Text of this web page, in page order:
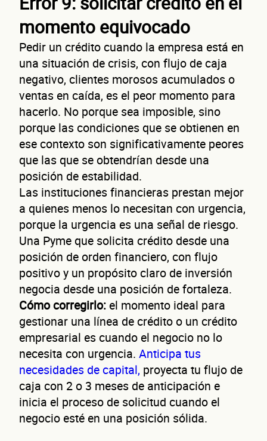
momento equivocado
Pedir un crédito cuando la empresa está en
una situación de crisis, con flujo de caja
negativo, clientes morosos acumulados o
ventas en caída, es el peor momento para
hacerlo. No porque sea imposible, sino
porque las condiciones que se obtienen en
ese contexto son significativamente peores
que las que se obtendrían desde una
posición de estabilidad.
Las instituciones financieras prestan mejor
a quienes menos lo necesitan con urgencia,
porque la urgencia es una señal de riesgo.
Una Pyme que solicita crédito desde una
posición de orden financiero, con flujo
positivo y un propósito claro de inversión
negocia desde una posición de fortaleza.
Cómo corregirlo:el momento ideal para
gestionar una línea de crédito o un crédito
empresarial es cuando el negocio no lo
necesita con urgencia. Anticipa tus
necesidades de capital, proyecta tu flujo de
caja con 2 o 3 meses de anticipación e
inicia el proceso de solicitud cuando el
negocio esté en una posición sólida.
Sitio electrónico